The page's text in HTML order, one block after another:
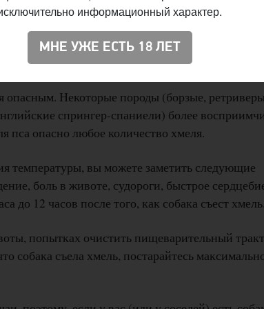
и реже — кошкам. Компоненты хмеля
с нормальных для собак 40 градусов до 42
мозга или даже смерти.
опасным. Некоторые породы (борзые,
спрингер-спаниели) более
пса опасно любое количество хмеля.
температуры, вы можете заметить следующие
боль в животе, судороги, быстрое
до 12 часов после того, как собака съест хмель.
попытках очистить пищеварительный
собака съела хмель, постарайтесь
информационный характер.
МНЕ УЖЕ ЕСТЬ 18 ЛЕТ